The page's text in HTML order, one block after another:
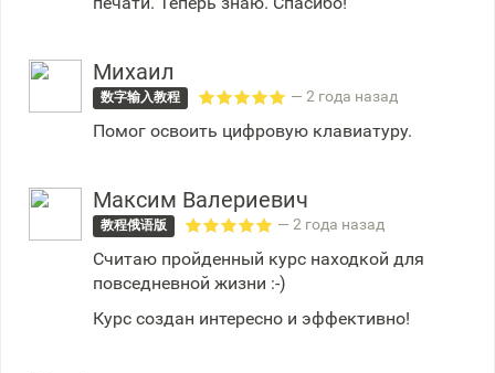
Михаил
数字输入教程 — 2 года назад
Помог освоить цифровую клавиатуру.
Максим Валериевич
教程俄语版 — 2 года назад
Считаю пройденный курс находкой для
повседневной жизни :-)
Курс создан интересно и эффективно!